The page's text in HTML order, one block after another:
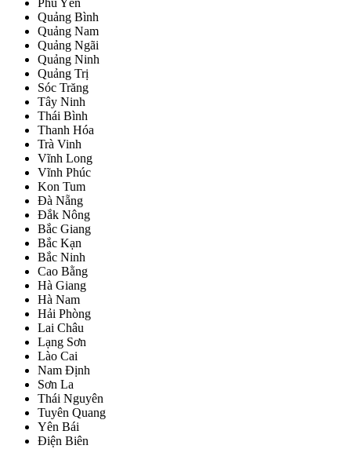
Phú Yên
Quảng Bình
Quảng Nam
Quảng Ngãi
Quảng Ninh
Quảng Trị
Sóc Trăng
Tây Ninh
Thái Bình
Thanh Hóa
Trà Vinh
Vĩnh Long
Vĩnh Phúc
Kon Tum
Đà Nẵng
Đắk Nông
Bắc Giang
Bắc Kạn
Bắc Ninh
Cao Bằng
Hà Giang
Hà Nam
Hải Phòng
Lai Châu
Lạng Sơn
Lào Cai
Nam Định
Sơn La
Thái Nguyên
Tuyên Quang
Yên Bái
Điện Biên